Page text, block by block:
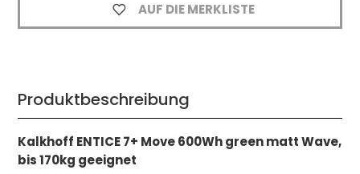
AUF DIE MERKLISTE
Produktbeschreibung
Kalkhoff ENTICE 7+ Move 600Wh green matt Wave,
bis 170kg geeignet